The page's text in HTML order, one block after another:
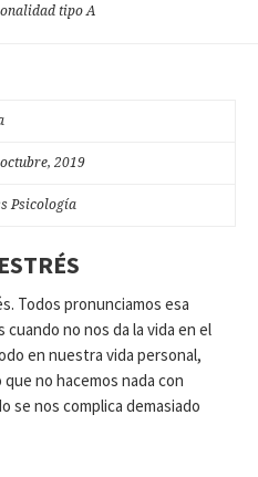
tipo A
2019
Psicología
Todos pronunciamos esa
cuando no nos da la vida en el
en nuestra vida personal,
no hacemos nada con
se nos complica demasiado